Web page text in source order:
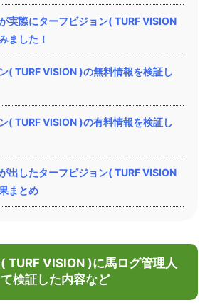
実際にターフビジョン( TURF VISION
ました！
( TURF VISION )の無料情報を検証し
( TURF VISION )の有料情報を検証し
出したターフビジョン( TURF VISION
まとめ
TURF VISION )に馬ログ管理人
検証した内容など